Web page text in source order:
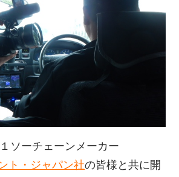
ソーチェーンメーカー
ト・ジャパン社の皆様と共に開